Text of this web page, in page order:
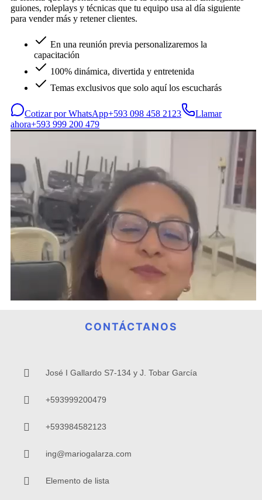
CONTÁCTANOS
José I Gallardo S7-134 y J. Tobar García
+593999200479
+593984582123
ing@mariogalarza.com
Elemento de lista